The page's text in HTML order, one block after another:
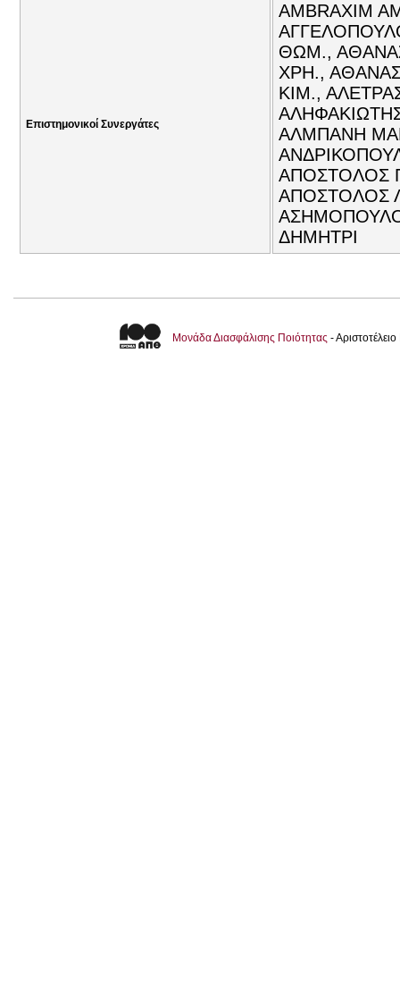
Επιστημονικοί Συνεργάτες
AMBRAXIM
ΘΩΜ.,
ΧΡΗ.,
ΚΙΜ.,
ΑΛΜΠΑΝΗ
ΑΠΟΣΤΟΛΟΣ
ΑΠΟΣΤΟΛΟΣ
ΔΗΜΗΤΡΙ
Μονάδα Διασφάλισης Ποιότητας -